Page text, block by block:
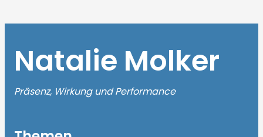
Natalie Molker
Präsenz, Wirkung und Performance